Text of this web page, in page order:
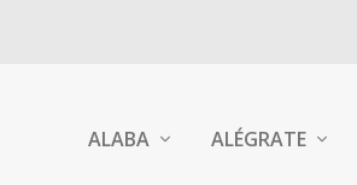
ALABA ALÉGRATE